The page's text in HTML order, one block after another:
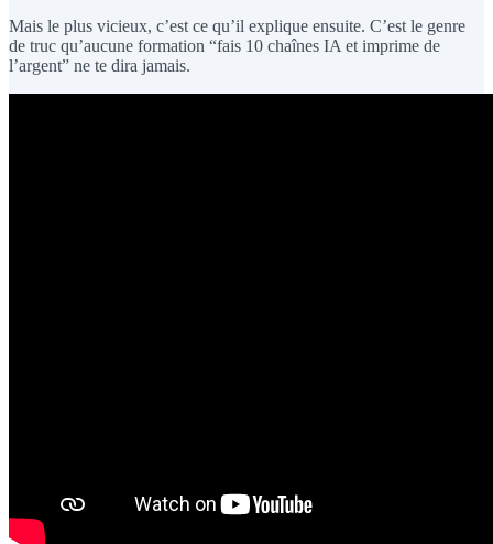
Mais le plus vicieux, c’est ce qu’il explique ensuite. C’est le genre
de truc qu’aucune formation “fais 10 chaînes IA et imprime de
l’argent” ne te dira jamais.